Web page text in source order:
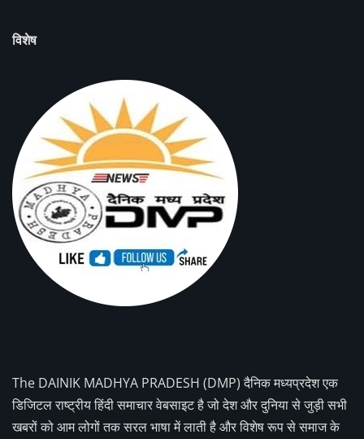
विशेष
The DAINIK MADHYA PRADESH (DMP) दैनिक मध्यप्रदेश एक
डिजिटल राष्ट्रीय हिंदी समाचार वेबसाइट है जो देश और दुनिया से जुड़ी सभी
खबरों को आम लोगों तक सरल भाषा में लाती है और विशेष रूप से समाज के